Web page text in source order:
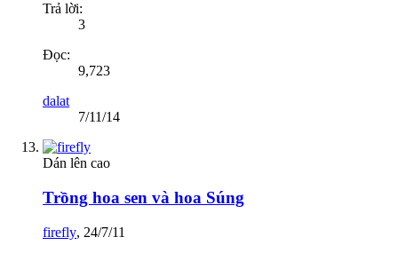
Trả lời:
3
Đọc:
9,723
dalat
7/11/14
Dán lên cao
Trồng hoa sen và hoa Súng
firefly, 24/7/11